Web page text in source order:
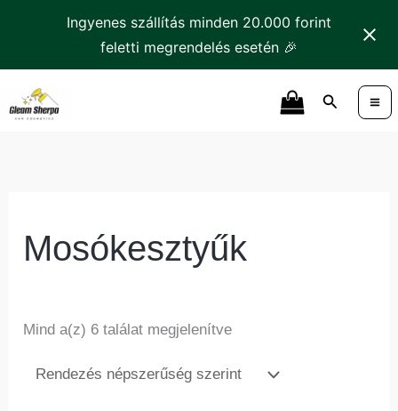
Ingyenes szállítás minden 20.000 forint
feletti megrendelés esetén 🎉
content
Search
Mosókesztyűk
Mind a(z) 6 találat megjelenítve